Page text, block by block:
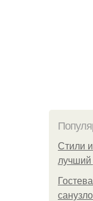
Стили
лучший